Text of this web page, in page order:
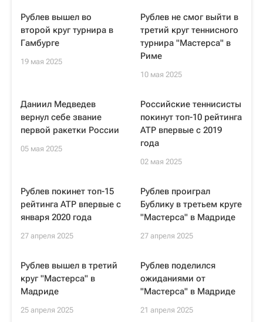
Рублев вышел во
второй круг турнира в
Гамбурге
19 мая 2025
Рублев не смог выйти в
третий круг теннисного
турнира "Мастерса" в
Риме
10 мая 2025
Даниил Медведев
вернул себе звание
первой ракетки России
05 мая 2025
Российские теннисисты
покинут топ-10 рейтинга
ATP впервые с 2019
года
02 мая 2025
Рублев покинет топ-15
рейтинга ATP впервые с
января 2020 года
27 апреля 2025
Рублев проиграл
Бублику в третьем круге
"Мастерса" в Мадриде
27 апреля 2025
Рублев вышел в третий
круг "Мастерса" в
Мадриде
25 апреля 2025
Рублев поделился
ожиданиями от
"Мастерса" в Мадриде
21 апреля 2025